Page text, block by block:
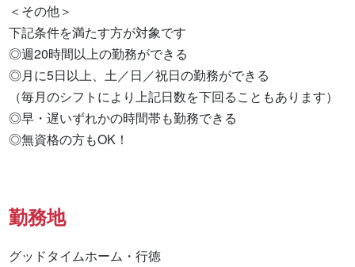
＜その他＞
下記条件を満たす方が対象です
◎週20時間以上の勤務ができる
◎月に5日以上、土／日／祝日の勤務ができる
（毎月のシフトにより上記日数を下回ることもあります）
◎早・遅いずれかの時間帯も勤務できる
◎無資格の方もOK！
勤務地
グッドタイムホーム・行徳